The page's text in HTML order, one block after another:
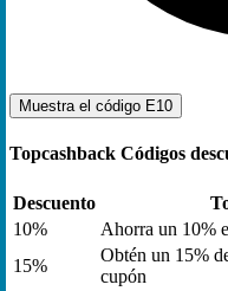
Muestra el código E10
Topcashback Códigos
Descuento
10%
Ahorra un 10%
15%
Obtén un 15%
cupón